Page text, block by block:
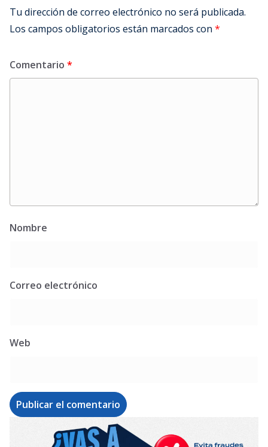
Tu dirección de correo electrónico no será publicada.
Los campos obligatorios están marcados con *
Comentario *
Nombre
Correo electrónico
Web